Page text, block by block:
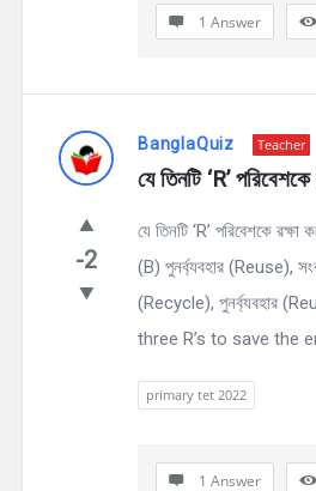
1 Answer
BanglaQuiz Teacher
যে তিনটি ‘R’
-2
যে তিনটি ‘R’ পরিবেশকে
(B) পুনর্ব্যবহার (Reuse),
(Recycle), পুনর্ব্যবহার
three R’s to save the
primary tet 2022
1 Answer